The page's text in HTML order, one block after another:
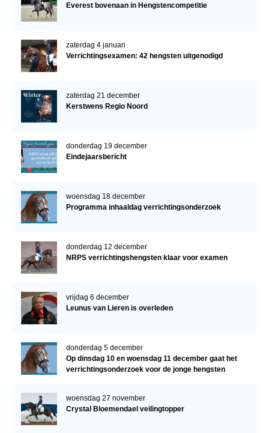
Everest bovenaan in Hengstencompetitie
zaterdag 4 januari
Verrichtingsexamen: 42 hengsten uitgenodigd
zaterdag 21 december
Kerstwens Regio Noord
donderdag 19 december
Eindejaarsbericht
woensdag 18 december
Programma inhaaldag verrichtingsonderzoek
donderdag 12 december
NRPS verrichtingshengsten klaar voor examen
vrijdag 6 december
Leunus van Lieren is overleden
donderdag 5 december
Op dinsdag 10 en woensdag 11 december gaat het
verrichtingsonderzoek voor de jonge hengsten
woensdag 27 november
Crystal Bloemendael veilingtopper